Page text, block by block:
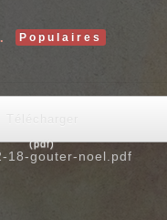
Populaires
Télécharger
(pdf)
18-gouter-noel.pdf